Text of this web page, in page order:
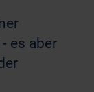
es aber